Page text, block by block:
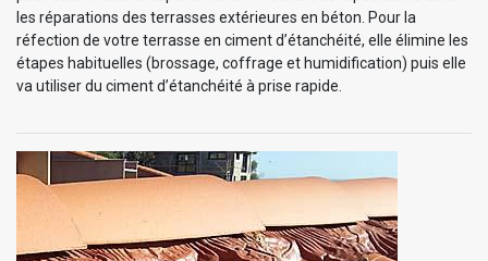
les réparations des terrasses extérieures en béton. Pour la
réfection de votre terrasse en ciment d’étanchéité, elle élimine les
étapes habituelles (brossage, coffrage et humidification) puis elle
va utiliser du ciment d’étanchéité à prise rapide.